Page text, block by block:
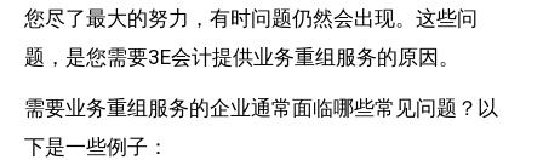
您尽了最大的努力，有时问题仍然会出现。这些问
题，是您需要3E会计提供业务重组服务的原因。
需要业务重组服务的企业通常面临哪些常见问题？以
下是一些例子：